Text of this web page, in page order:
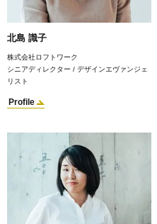
北島 識子
株式会社ロフトワーク
シニアディレクター / デザインエヴァンジェ
リスト
Profile